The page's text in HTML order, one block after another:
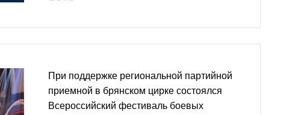
При поддержке региональной партийной
приемной в брянском цирке состоялся
Всероссийский фестиваль боевых